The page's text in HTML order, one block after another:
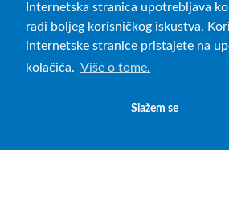
Internetska stranica upotrebljava
radi boljeg korisničkog iskustva.
internetske stranice pristajete na
kolačića. Više o tome.
Slažem se